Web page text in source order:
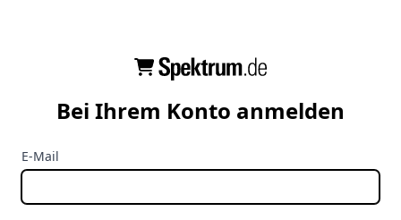
Bei Ihrem Konto anmelden
E-Mail